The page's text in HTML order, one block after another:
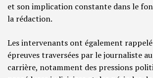
et son implication constante dans le
la rédaction.
Les intervenants ont également
épreuves traversées par le journaliste
carrière, notamment des pressions